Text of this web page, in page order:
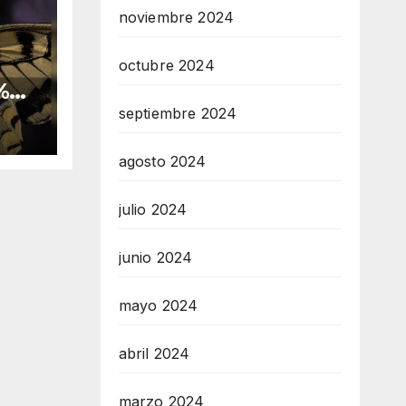
noviembre 2024
octubre 2024
septiembre 2024
agosto 2024
julio 2024
junio 2024
mayo 2024
abril 2024
marzo 2024